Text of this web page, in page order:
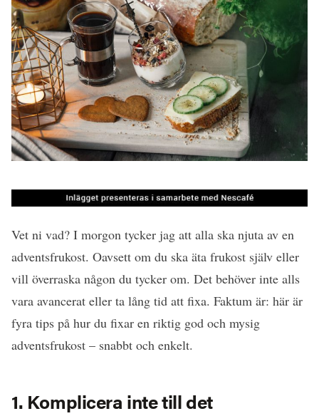
Vet ni vad? I morgon tycker jag att alla ska njuta av en
adventsfrukost. Oavsett om du ska äta frukost själv eller
vill överraska någon du tycker om. Det behöver inte alls
vara avancerat eller ta lång tid att fixa. Faktum är: här är
fyra tips på hur du fixar en riktig god och mysig
adventsfrukost – snabbt och enkelt.
1. Komplicera inte till det